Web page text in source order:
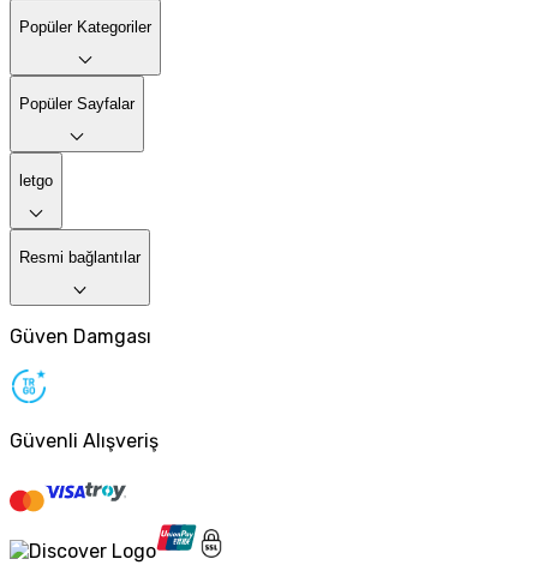
Popüler Kategoriler
Popüler Sayfalar
letgo
Resmi bağlantılar
Güven Damgası
Güvenli Alışveriş